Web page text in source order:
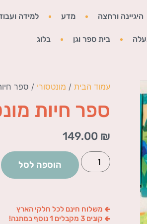
היגיינה ורחצה מדע למידה
בית ספר וגן בלוג
עמוד הבית / מונטסורי / ספר
ספר חיות
149.00 ₪
הוספה לסל
🢀 משלוח חינם לכל חלקי הארץ
🢀 קונים 3 מקבלים 1 נוסף במתנה!